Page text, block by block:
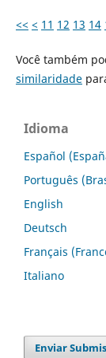
<< < 11 12 13 14
Você também
similaridade
Idioma
Español
Português
English
Deutsch
Français
Italiano
Enviar